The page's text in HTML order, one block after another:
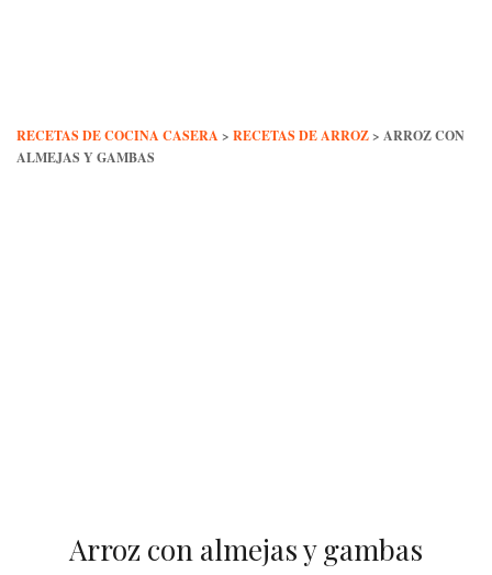
RECETAS DE COCINA CASERA > RECETAS DE ARROZ> ARROZ CON
ALMEJAS Y GAMBAS
Arroz con almejas y gambas